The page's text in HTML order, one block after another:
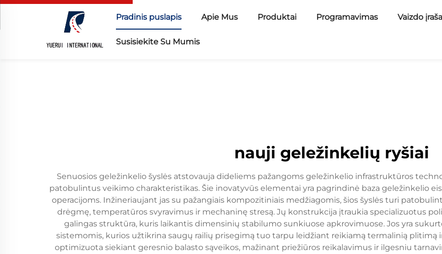
Pradinis puslapis Apie Mus Produktai Programavimas Vaizdo
Susisiekite Su Mumis
nauji geležinkelių ryšiai
Senuosios geležinkelio šyslės atstovauja dideliems pažangoms geležinkelio infrastruktūros
patobulintus veikimo charakteristikas. Šie inovatyvūs elementai yra pagrindinė baza geležinkelio
operacijoms. Inžineriaujant jas su pažangiais kompozitiniais medžiagomis, šios šyslės turi
drėgmę, temperatūros svyravimus ir mechaninę stresą. Jų konstrukcija įtraukia specializuotus
galingas struktūra, kuris laikantis dimensinių stabilumo sunkiuose apkrovimuose. Jos yra
sistemomis, kurios užtikrina saugų railių prisegimą tuo tarpu leidžiant reikiamą termalinią plitimą
optimizuota siekiant geresnio balasto sąveikos, mažinant priežiūros reikalavimus ir ilgesniu